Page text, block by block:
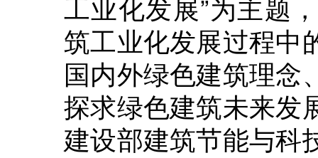
筑工业化发展过程中
国内外绿色建筑理念
探求绿色建筑未来发
建设部建筑节能与科